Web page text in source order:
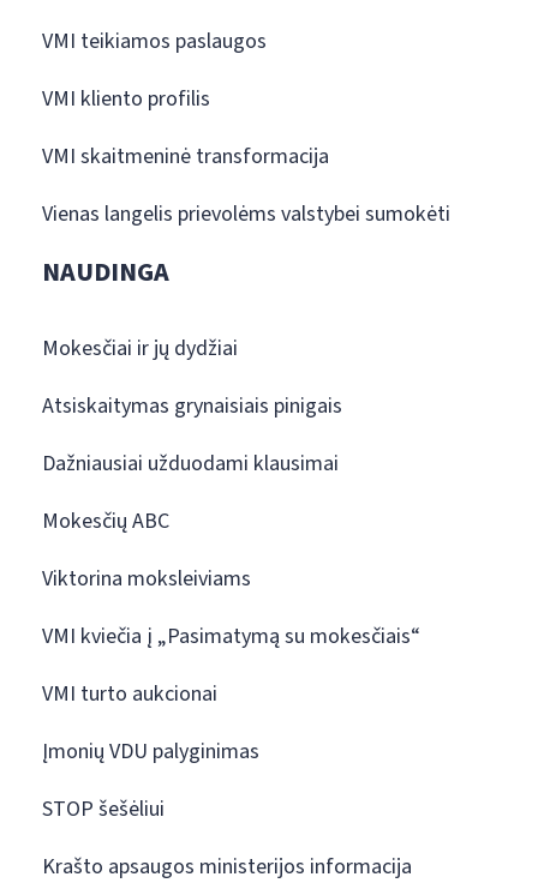
VMI teikiamos paslaugos
VMI kliento profilis
VMI skaitmeninė transformacija
Vienas langelis prievolėms valstybei sumokėti
NAUDINGA
Mokesčiai ir jų dydžiai
Atsiskaitymas grynaisiais pinigais
Dažniausiai užduodami klausimai
Mokesčių ABC
Viktorina moksleiviams
VMI kviečia į „Pasimatymą su mokesčiais“
VMI turto aukcionai
Įmonių VDU palyginimas
STOP šešėliui
Krašto apsaugos ministerijos informacija